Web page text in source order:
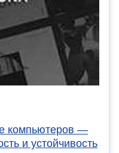
компьютеров —
и устойчивость